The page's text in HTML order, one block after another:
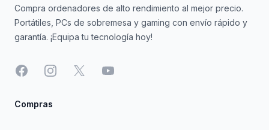
Compra ordenadores de alto rendimiento al mejor precio.
Portátiles, PCs de sobremesa y gaming con envío rápido y
garantía. ¡Equipa tu tecnología hoy!
FacebookInstagram
X YouTube
Compras